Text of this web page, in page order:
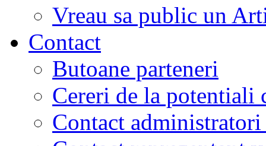
Vreau sa public un
Contact
Butoane parteneri
Cereri de la potentiali
Contact